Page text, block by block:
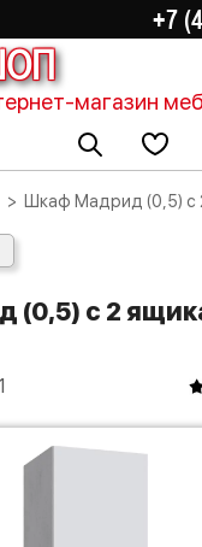
+7
магазин
Шкаф Мадрид (0,5)